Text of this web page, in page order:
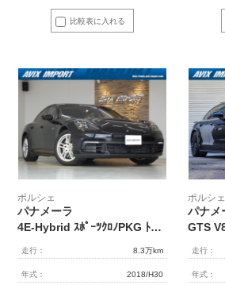
比較表に入れる
ポルシェ
パナメーラ
4E-Hybrid ｽﾎﾟｰﾂｸﾛﾉPKG ﾄﾞﾗｲﾊﾞｰﾒﾓﾘｰPKG ﾍﾞｰｼﾞｭ革 ｼｰﾄﾋｰﾀｰ 純正PCMﾅﾋﾞ Bｶﾒﾗ&PAS ｸﾙｺﾝ LKA LEDﾍｯﾄﾞﾗｲﾄ PASMｴｱｻｽ 純正19AW 禁煙 正規D車
走行： 8.3万km
年式： 2018/H30
ポルシェ
パナメ
走行：
年式：